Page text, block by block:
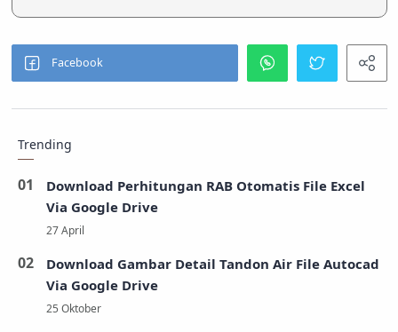
Trending
Download Perhitungan RAB Otomatis File Excel
Via Google Drive
Download Gambar Detail Tandon Air File Autocad
Via Google Drive